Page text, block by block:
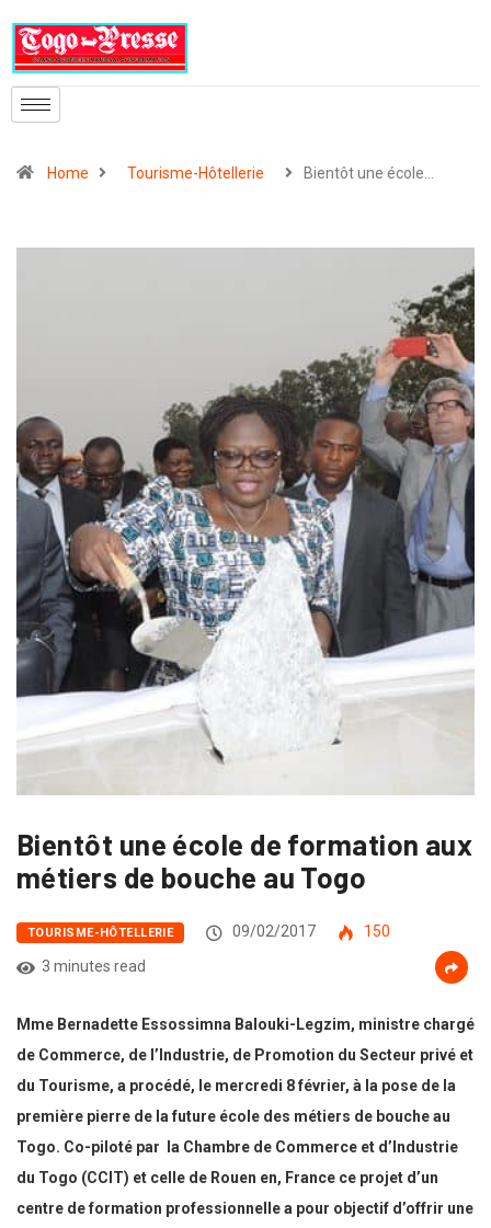
Home Tourisme-Hôtellerie Bientôt une école…
Bientôt une école de formation aux
métiers de bouche au Togo
TOURISME-HÔTELLERIE 09/02/2017
150
3 minutes read
Mme Bernadette Essossimna Balouki-Legzim, ministre chargé
de Commerce, de l’Industrie, de Promotion du Secteur privé et
du Tourisme, a procédé, le mercredi 8 février, à la pose de la
première pierre de la future école des métiers de bouche au
Togo. Co-piloté par la Chambre de Commerce et d’Industrie
du Togo (CCIT) et celle de Rouen en, France ce projet d’un
centre de formation professionnelle a pour objectif d’offrir une